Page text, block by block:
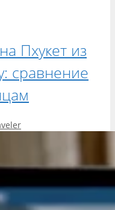
Пхукет из
сравнение